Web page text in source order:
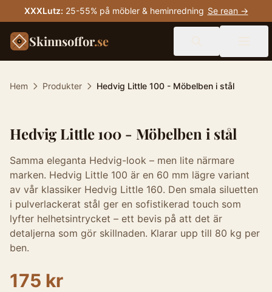
XXXLutz: 25-55% på möbler & heminredning Se rean →
Skinnsoffor.se
Hem Produkter Hedvig Little 100 - Möbelben i stål
Hedvig Little 100 - Möbelben i stål
Samma eleganta Hedvig-look – men lite närmare
marken. Hedvig Little 100 är en 60 mm lägre variant
av vår klassiker Hedvig Little 160. Den smala siluetten
i pulverlackerat stål ger en sofistikerad touch som
lyfter helhetsintrycket – ett bevis på att det är
detaljerna som gör skillnaden. Klarar upp till 80 kg per
ben.
175 kr